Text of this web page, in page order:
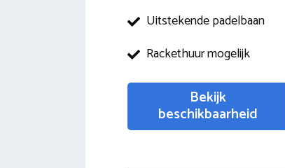
Uitstekende padelbaan
Rackethuur mogelijk
Bekijk
beschikbaarheid